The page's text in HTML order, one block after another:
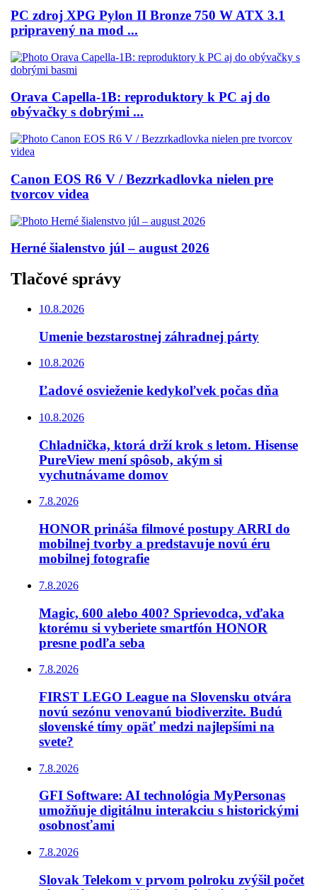
PC zdroj XPG Pylon II Bronze 750 W ATX 3.1
pripravený na mod ...
Orava Capella-1B: reproduktory k PC aj do
obývačky s dobrými ...
Canon EOS R6 V / Bezzrkadlovka nielen pre
tvorcov videa
Herné šialenstvo júl – august 2026
Tlačové správy
10.8.2026
Umenie bezstarostnej záhradnej párty
10.8.2026
Ľadové osvieženie kedykoľvek počas dňa
10.8.2026
Chladnička, ktorá drží krok s letom. Hisense
PureView mení spôsob, akým si
vychutnávame domov
7.8.2026
HONOR prináša filmové postupy ARRI do
mobilnej tvorby a predstavuje novú éru
mobilnej fotografie
7.8.2026
Magic, 600 alebo 400? Sprievodca, vďaka
ktorému si vyberiete smartfón HONOR
presne podľa seba
7.8.2026
FIRST LEGO League na Slovensku otvára
novú sezónu venovanú biodiverzite. Budú
slovenské tímy opäť medzi najlepšími na
svete?
7.8.2026
GFI Software: AI technológia MyPersonas
umožňuje digitálnu interakciu s historickými
osobnosťami
7.8.2026
Slovak Telekom v prvom polroku zvýšil počet